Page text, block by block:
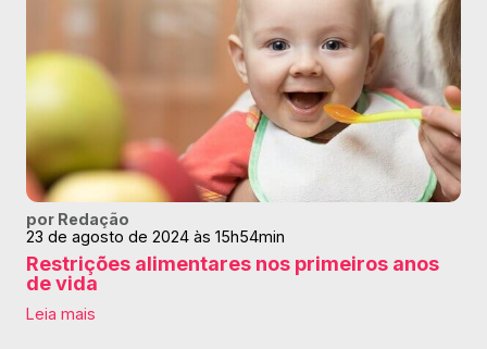
por Redação
23 de agosto de 2024 às 15h54min
Restrições alimentares nos primeiros anos
de vida
Leia mais